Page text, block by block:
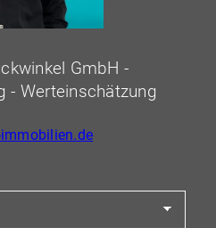
GmbH -
- Werteinschätzung